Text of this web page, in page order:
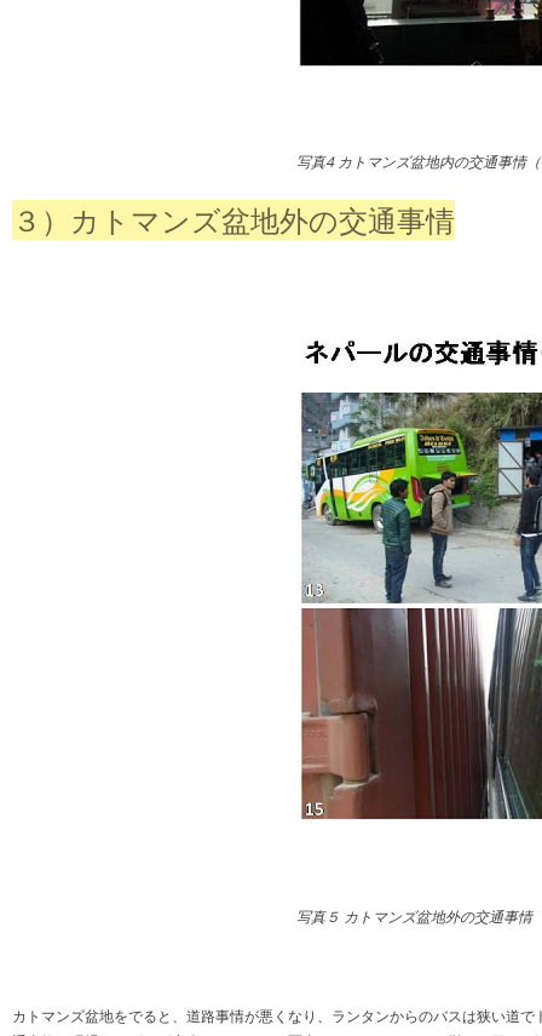
写真4 カトマンズ盆地内の交通事情
３）カトマンズ盆地外の交通事情
写真５ カトマンズ盆地外の交通事情
カトマンズ盆地をでると、道路事情が悪くなり、ランタンからのバスは狭い道